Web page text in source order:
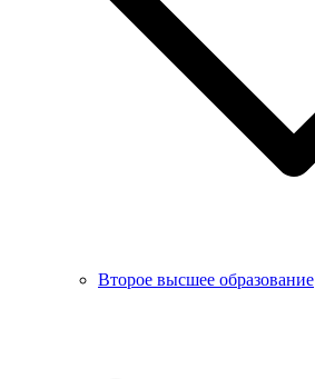
Второе высшее образование